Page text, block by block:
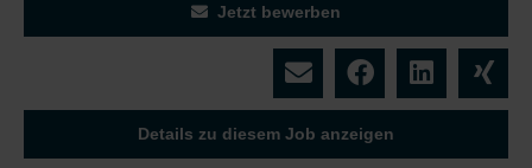
Jetzt bewerben
Details zu diesem Job anzeigen